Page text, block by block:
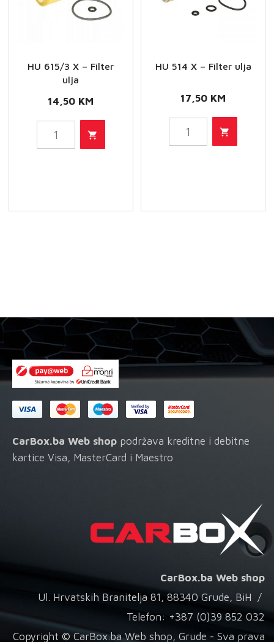
HU 615/3 X – Filter
ulja
14,50 KM
615/3
Filter
HU 514 X – Filter ulja
17,50 KM
514
CarBox.ba Web shop podržava kreditne i debitne
kartice Visa, MasterCard i Maestro
CarBox.ba Web shop
Ul. Hrvatskih Branitelja 81, 88340 Grude, BiH /
Telefon: +387 (0)39 852 032
Copyright © CarBox.ba Web shop, Grude - Sva prava